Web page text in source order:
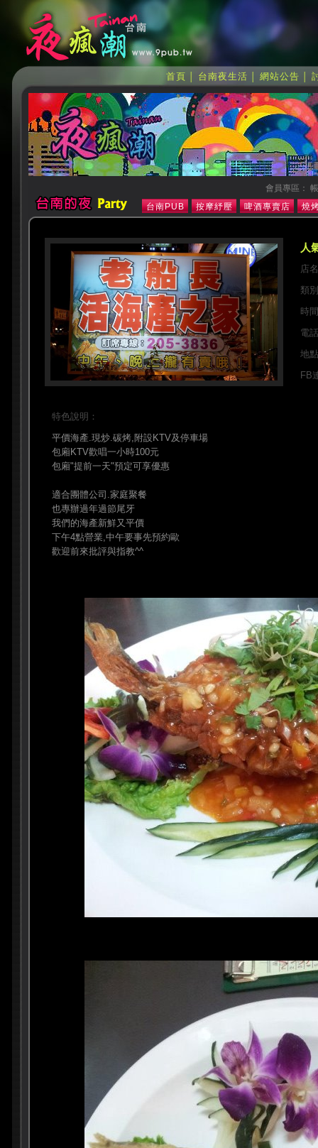
首頁 台南夜生活 網站公告
會員專區：
台南PUB
按摩紓壓 啤酒專賣店 燒
人
店
類
時
電
地
FB
特色說明：
平價海產.現炒.碳烤,附設KTV及停車場
包廂KTV歡唱一小時100元
包廂"提前一天"預定可享優惠
適合團體公司.家庭聚餐
也專辦過年過節尾牙
我們的海產新鮮又平價
下午4點營業,中午要事先預約歐
歡迎前來批評與指教^^